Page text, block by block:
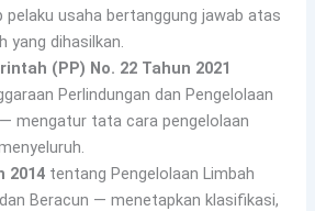
pelaku usaha bertanggung jawab atas
yang dihasilkan.
(PP) No. 22 Tahun 2021
Perlindungan dan Pengelolaan
mengatur tata cara pengelolaan
2014 tentang Pengelolaan Limbah
Beracun — menetapkan klasifikasi,